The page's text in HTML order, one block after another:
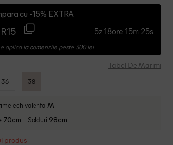
cu -15% EXTRA
5z 18ore 15m 24s
aplica la comenzile peste 300 lei
Tabel De Marimi
36 38
echivalenta M
70cm Solduri 98cm
produs